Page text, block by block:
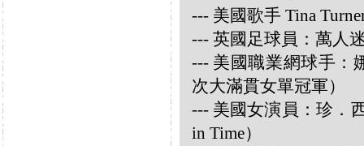
--- 美國歌手 Tina
--- 英國足球員：萬人
--- 美國職業網球手：
次大滿貫女單冠軍）
--- 美國女演員：珍．
in Time）